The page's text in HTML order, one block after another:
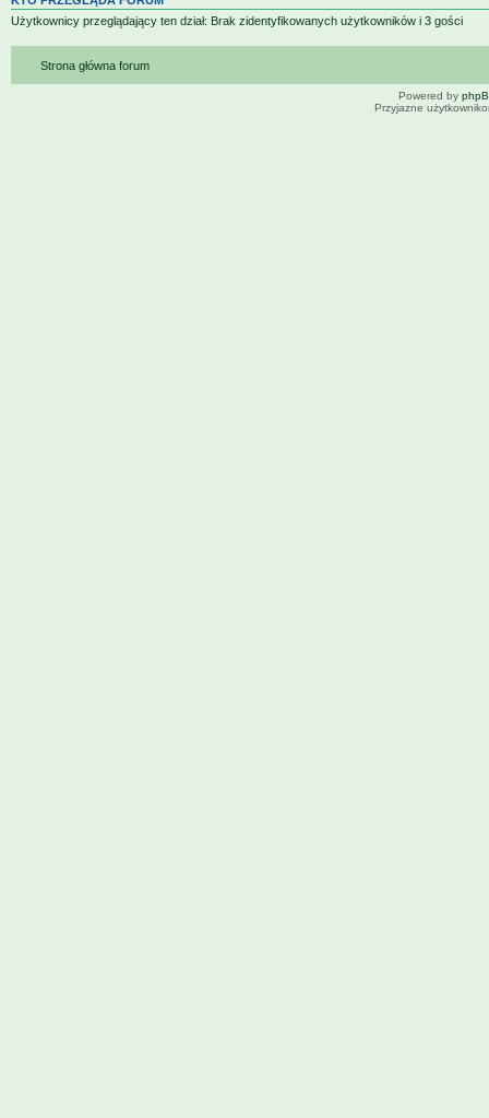
Użytkownicy przeglądający ten dział: Brak zidentyfikowanych użytkowników i 3 gości
Strona główna forum
Powered by
Przyjazne